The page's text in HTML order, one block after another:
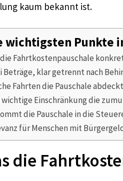
kaum bekannt ist.
wichtigsten Punkte
die Fahrtkostenpauschale
Beträge, klar getrennt nach
Fahrten die Pauschale abdeckt
wichtige Einschränkung die
die Pauschale in die
für Menschen mit
die